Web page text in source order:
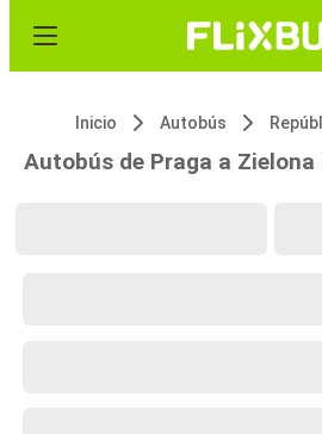
Inicio Autobús
Autobús de Praga a Zielona